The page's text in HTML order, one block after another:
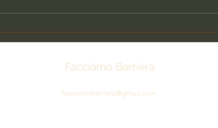
Facciamo Barriera
facciamobarriera@gmail.com